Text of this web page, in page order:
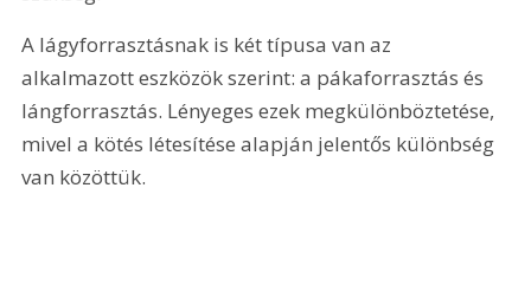
A lágyforrasztásnak is két típusa van az
alkalmazott eszközök szerint: a pákaforrasztás és
lángforrasztás. Lényeges ezek megkülönböztetése,
mivel a kötés létesítése alapján jelentős különbség
van közöttük.